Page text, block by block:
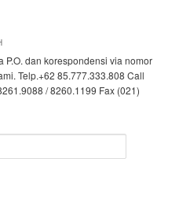
P.O. dan korespondensi via nomor
Telp.+62 85.777.333.808 Call
/ 8260.1199 Fax (021)